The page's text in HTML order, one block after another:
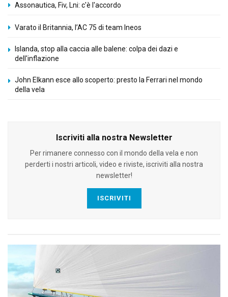
Assonautica, Fiv, Lni: c'è l'accordo
Varato il Britannia, l’AC 75 di team Ineos
Islanda, stop alla caccia alle balene: colpa dei dazi e
dell'inflazione
John Elkann esce allo scoperto: presto la Ferrari nel mondo
della vela
Iscriviti alla nostra Newsletter
Per rimanere connesso con il mondo della vela e non
perderti i nostri articoli, video e riviste, iscriviti alla nostra
newsletter!
ISCRIVITI